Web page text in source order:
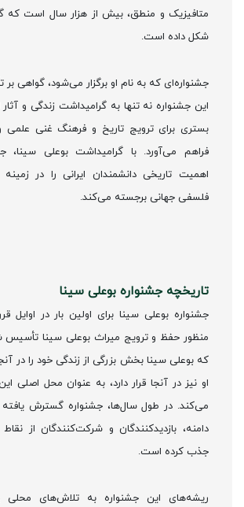
متافیزیک و منطق، بیش از هزار سال است که
شکل داده است.
جشنواره‌ای که به نام او برگزار می‌شود، گواهی بر
این جشنواره نه تنها به گرامیداشت زندگی و آثار
بستری برای ترویج تاریخ و فرهنگ غنی علمی
فراهم می‌آورد. با گرامیداشت بوعلی سینا،
اهمیت تاریخی دانشمندان ایرانی را در
فلسفی جهانی برجسته می‌کند.
تاریخچه جشنواره بوعلی سینا
منظور حفظ و ترویج میراث بوعلی سینا
که بوعلی سینا بخش بزرگی از زندگی خود را در
او نیز در آنجا قرار دارد، به عنوان محل اصلی
می‌کند. در طول سال‌ها، جشنواره گسترش یافته
دامنه، بازدیدکنندگان و شرکت‌کنندگان از
جذب کرده است.
ریشه‌های این جشنواره به تلاش‌های محلی